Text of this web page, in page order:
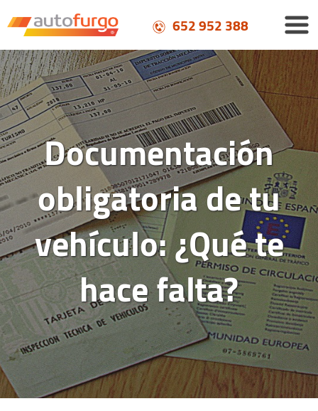
652 952 388
Documentación
obligatoria de tu
vehículo: ¿Qué te
hace falta?